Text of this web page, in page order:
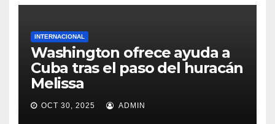
INTERNACIONAL
Washington ofrece ayuda a
Cuba tras el paso del huracán
Melissa
OCT 30, 2025 ADMIN